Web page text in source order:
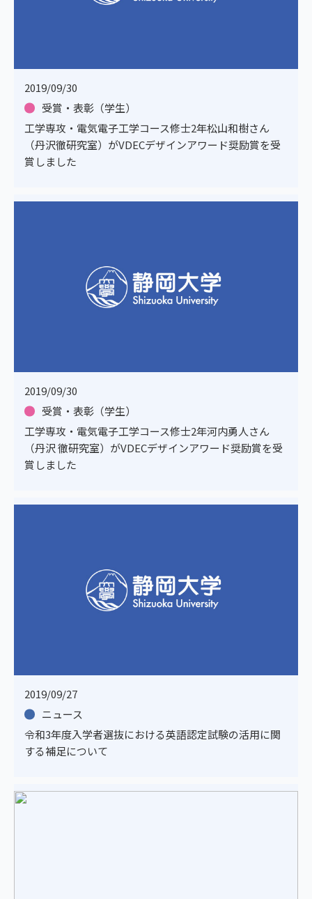
2019/09/30
受賞・表彰（学生）
工学専攻・電気電子工学コース修士2年松山和樹さん
（丹沢徹研究室）がVDECデザインアワード奨励賞を受
賞しました
2019/09/30
受賞・表彰（学生）
工学専攻・電気電子工学コース修士2年河内勇人さん
（丹沢 徹研究室）がVDECデザインアワード奨励賞を受
賞しました
2019/09/27
ニュース
令和3年度入学者選抜における英語認定試験の活用に関
する補足について